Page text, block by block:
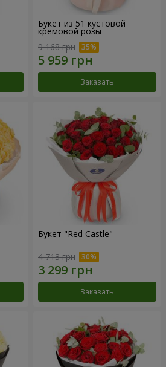
Букет из 51 кустовой
кремовой розы
9 168 грн
Заказать
Букет "Red Castle"
4 713 грн
Заказать